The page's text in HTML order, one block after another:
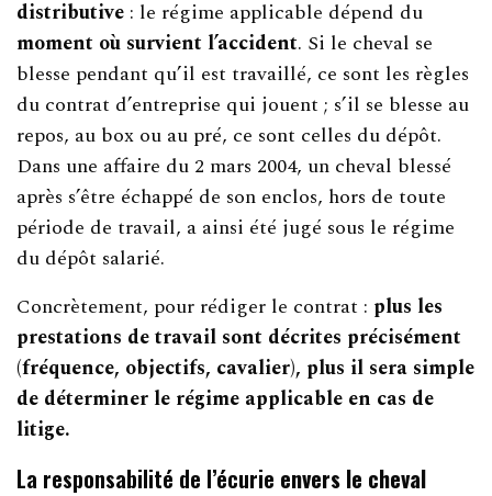
distributive : le régime applicable dépend du
moment où survient l’accident. Si le cheval se
blesse pendant qu’il est travaillé, ce sont les règles
du contrat d’entreprise qui jouent ; s’il se blesse au
repos, au box ou au pré, ce sont celles du dépôt.
Dans une affaire du 2 mars 2004, un cheval blessé
après s’être échappé de son enclos, hors de toute
période de travail, a ainsi été jugé sous le régime
du dépôt salarié.
Concrètement, pour rédiger le contrat : plus les
prestations de travail sont décrites précisément
(fréquence, objectifs, cavalier), plus il sera simple
de déterminer le régime applicable en cas de
litige.
La responsabilité de l’écurie envers le cheval